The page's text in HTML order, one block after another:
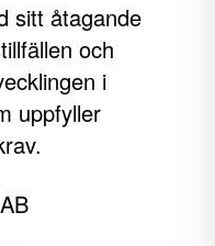
sitt åtagande
och
i
uppfyller